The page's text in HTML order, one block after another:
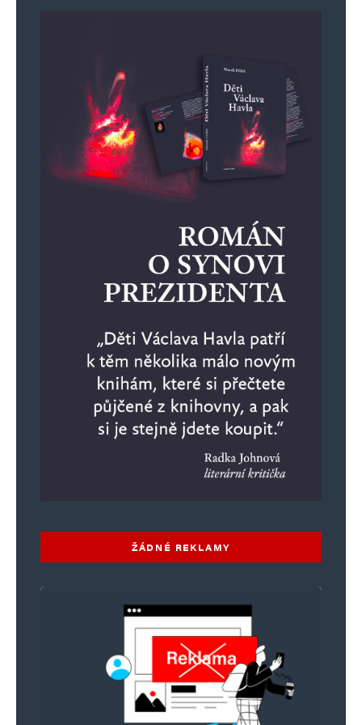
ve většině jde právě o „fény“.
Nebylo by lepší postavit Dlouhé stráně 2?
Potřebujeme další důkaz zvrácenosti EU Green
Dealu, ministrů průmyslu STAN a mživotního
prostředí Hladíka KDU?
Zavřít fungující ekologicky odsířené elektrárny,
v Německu i jaderné, postavit neekologické
čínské větrníky a slunečníky za naše stovky
miliard kvůli strašlivému oteplování a pak za
další miliardy nakoupit fény a oteplovat???
Napsat komentář
Vaše e-mailová adresa nebude zveřejněna. Vyžadované informace jsou
Webová stránka
ŽÁDNÉ REKLAMY